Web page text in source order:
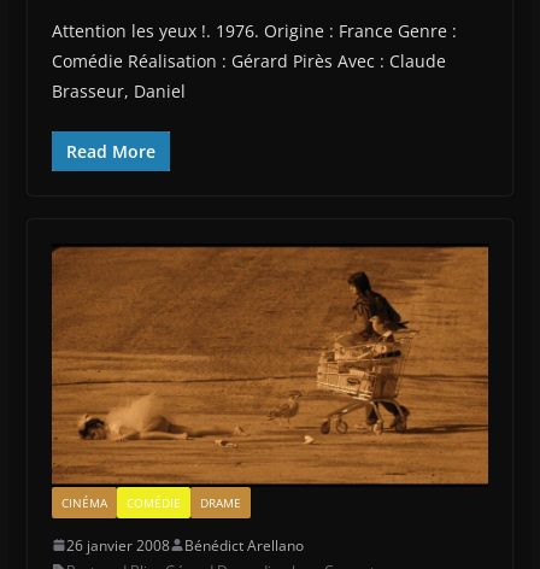
Attention les yeux !. 1976. Origine : France Genre :
Comédie Réalisation : Gérard Pirès Avec : Claude
Brasseur, Daniel
Read More
CINÉMA COMÉDIE DRAME
26 janvier 2008
Bénédict Arellano